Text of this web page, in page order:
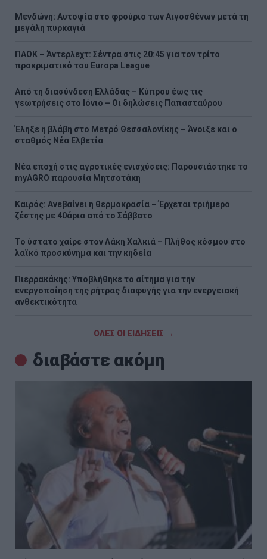
Μενδώνη: Αυτοψία στο φρούριο των Αιγοσθένων μετά τη
μεγάλη πυρκαγιά
ΠΑΟΚ – Άντερλεχτ: Σέντρα στις 20:45 για τον τρίτο
προκριματικό του Europa League
Από τη διασύνδεση Ελλάδας – Κύπρου έως τις
γεωτρήσεις στο Ιόνιο – Οι δηλώσεις Παπασταύρου
Έληξε η βλάβη στο Μετρό Θεσσαλονίκης – Άνοιξε και ο
σταθμός Νέα Ελβετία
Νέα εποχή στις αγροτικές ενισχύσεις: Παρουσιάστηκε το
myAGRO παρουσία Μητσοτάκη
Καιρός: Ανεβαίνει η θερμοκρασία – Έρχεται τριήμερο
ζέστης με 40άρια από το Σάββατο
Το ύστατο χαίρε στον Λάκη Χαλκιά – Πλήθος κόσμου στο
λαϊκό προσκύνημα και την κηδεία
Πιερρακάκης: Υποβλήθηκε το αίτημα για την
ενεργοποίηση της ρήτρας διαφυγής για την ενεργειακή
ανθεκτικότητα
ΟΛΕΣ ΟΙ ΕΙΔΗΣΕΙΣ →
διαβάστε ακόμη